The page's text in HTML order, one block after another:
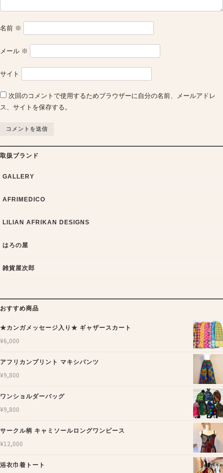
名前 ※
メール ※
サイト
次回のコメントで使用するためブラウザーに自分の名前、メールアドレ
ス、サイトを保存する。
取扱ブランド
GALLERY
AFRIMEDICO
LILIAN AFRIKAN DESIGNS
はろの屋
雑貨屋次郎
おすすめ商品
★カンガメッセージ入り★ ギャザースカート
¥6,000
アフリカンプリント マキシパンツ
¥9,800
ワンショルダーバッグ
¥9,800
サークル柄 キャミソールロングワンピース
¥12,000
浴衣巾着トート